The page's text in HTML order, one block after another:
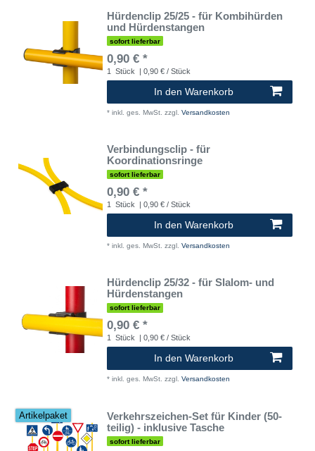
Hürdenclip 25/25 - für Kombihürden
und Hürdenstangen
sofort lieferbar
0,90 € *
1 Stück | 0,90 € / Stück
In den Warenkorb
* inkl. ges. MwSt. zzgl. Versandkosten
Verbindungsclip - für
Koordinationsringe
sofort lieferbar
0,90 € *
1 Stück | 0,90 € / Stück
In den Warenkorb
* inkl. ges. MwSt. zzgl. Versandkosten
Hürdenclip 25/32 - für Slalom- und
Hürdenstangen
sofort lieferbar
0,90 € *
1 Stück | 0,90 € / Stück
In den Warenkorb
* inkl. ges. MwSt. zzgl. Versandkosten
Artikelpaket
Verkehrszeichen-Set für Kinder (50-
teilig) - inklusive Tasche
sofort lieferbar